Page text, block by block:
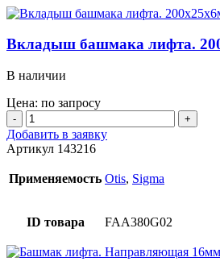
креплением
для
Вкладыш башмака лифта.
В наличии
Цена: по запросу
Количество
товара
Вкладыш
башмака
лифта.
Полиуретан.
Добавить в заявку
Артикул 143216
Применяемость Otis, Sigma
ID товара FAA380G02